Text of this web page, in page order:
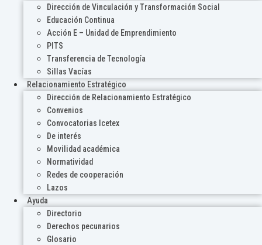
Dirección de Vinculación y Transformación Social
Educación Continua
Acción E – Unidad de Emprendimiento
PITS
Transferencia de Tecnología
Sillas Vacías
Relacionamiento Estratégico
Dirección de Relacionamiento Estratégico
Convenios
Convocatorias Icetex
De interés
Movilidad académica
Normatividad
Redes de cooperación
Lazos
Ayuda
Directorio
Derechos pecunarios
Glosario